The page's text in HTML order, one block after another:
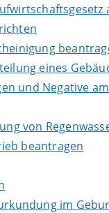
eines
und Negative
von
beantragen
im